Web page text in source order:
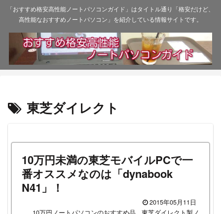
「おすすめ格安高性能ノートパソコンガイド」はタイトル通り「格安だけど、
高性能なおすすめノートパソコン」を紹介している情報サイトです。
東芝ダイレクト
10万円未満の東芝モバイルPCで一
番オススメなのは「dynabook
N41」！
2015年05月11日